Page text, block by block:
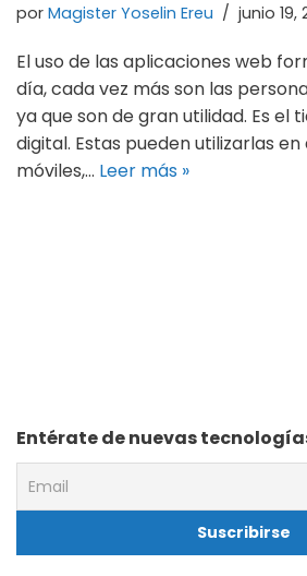
por Magister Yoselin Ereu junio 19,
El uso de las aplicaciones web
día, cada vez más son las
ya que son de gran utilidad. Es el
digital. Estas pueden utilizarlas en
móviles,… Leer más »
Entérate de nuevas